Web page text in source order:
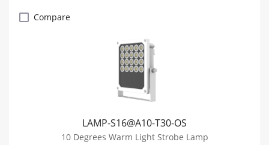
Compare
LAMP-S16@A10-T30-OS
10 Degrees Warm Light Strobe Lamp